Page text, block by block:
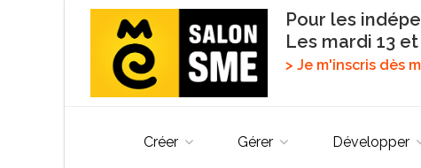
Pour les
Les mardi 13
> Je m'inscris dès
Créer Gérer Développer